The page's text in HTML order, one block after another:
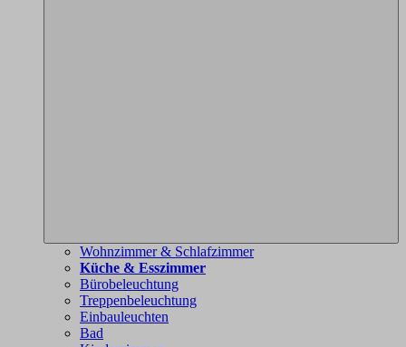
Wohnzimmer & Schlafzimmer
Küche & Esszimmer
Bürobeleuchtung
Treppenbeleuchtung
Einbauleuchten
Bad